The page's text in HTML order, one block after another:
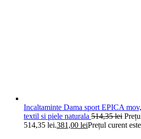
Incaltaminte Dama sport EPICA
textil si piele naturala 514,35lei
514,35 lei.381,00 leiPrețul curent